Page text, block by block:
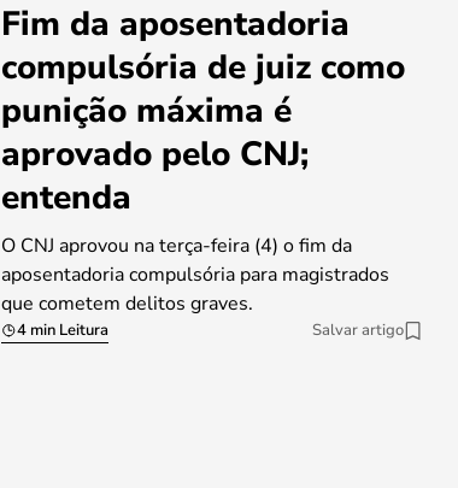
Fim da aposentadoria
compulsória de juiz como
punição máxima é
aprovado pelo CNJ;
entenda
O CNJ aprovou na terça-feira (4) o fim da
aposentadoria compulsória para magistrados
que cometem delitos graves.
4 min Leitura Salvar artigo